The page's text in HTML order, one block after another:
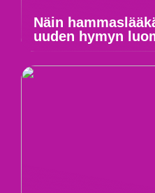
Näin
uuden hymyn